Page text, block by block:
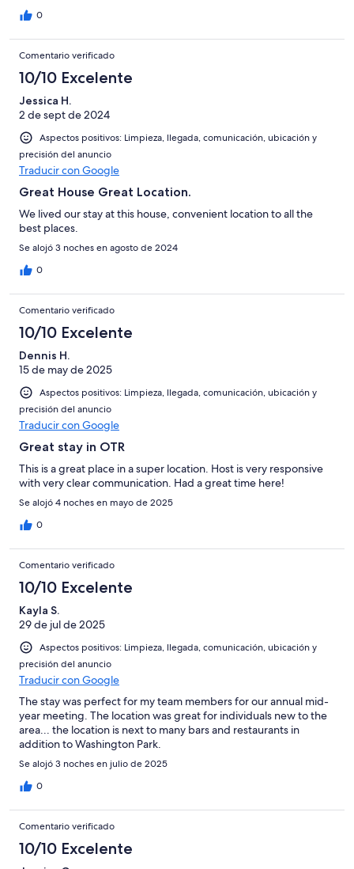
0
Comentario verificado
10/10 Excelente
Jessica H.
2 de sept de 2024
Aspectos positivos: Limpieza, llegada, comunicación, ubicación y
precisión del anuncio
Traducir con Google
Great House Great Location.
We lived our stay at this house, convenient location to all the
best places.
Se alojó 3 noches en agosto de 2024
0
Comentario verificado
10/10 Excelente
Dennis H.
15 de may de 2025
Aspectos positivos: Limpieza, llegada, comunicación, ubicación y
precisión del anuncio
Traducir con Google
Great stay in OTR
This is a great place in a super location. Host is very responsive
with very clear communication. Had a great time here!
Se alojó 4 noches en mayo de 2025
0
Comentario verificado
10/10 Excelente
Kayla S.
29 de jul de 2025
Aspectos positivos: Limpieza, llegada, comunicación, ubicación y
precisión del anuncio
Traducir con Google
The stay was perfect for my team members for our annual mid-
year meeting. The location was great for individuals new to the
area... the location is next to many bars and restaurants in
addition to Washington Park.
Se alojó 3 noches en julio de 2025
0
Comentario verificado
10/10 Excelente